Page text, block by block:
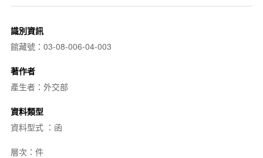
識別資訊
館藏號：03-08-006-04-003
著作者
產生者：外交部
資料類型
資料型式 ：函
層次：件